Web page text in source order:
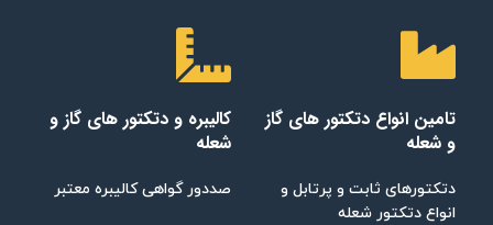
تامین انواع دتکتور های گاز
و شعله
دتکتورهای ثابت و پرتابل و
انواع دتکتور شعله
کالیبره و دتکتور های گاز و
شعله
صددور گواهی کالیبره معتبر